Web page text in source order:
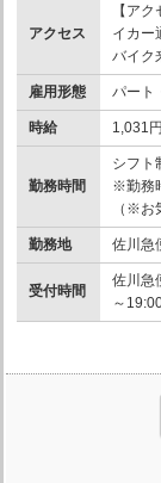
アクセス
【ア
イカー
バイク
雇用形態 パート
時給 1,031
勤務時間
シフト
※勤務
（※お
勤務地 佐川
受付時間
佐川急
～